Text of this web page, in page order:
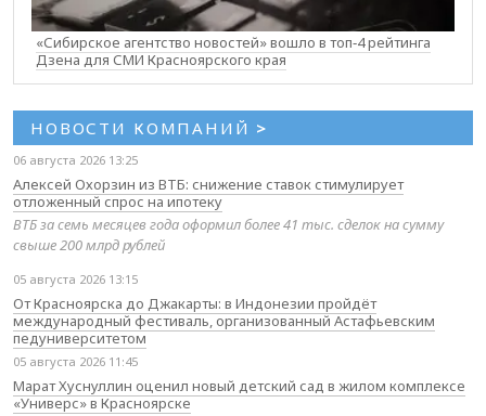
«Сибирское агентство новостей» вошло в топ‑4 рейтинга
Дзена для СМИ Красноярского края
НОВОСТИ КОМПАНИЙ >
06 августа 2026 13:25
Алексей Охорзин из ВТБ: снижение ставок стимулирует
отложенный спрос на ипотеку
ВТБ за семь месяцев года оформил более 41 тыс. сделок на сумму
свыше 200 млрд рублей
05 августа 2026 13:15
От Красноярска до Джакарты: в Индонезии пройдёт
международный фестиваль, организованный Астафьевским
педуниверситетом
05 августа 2026 11:45
Марат Хуснуллин оценил новый детский сад в жилом комплексе
«Универс» в Красноярске